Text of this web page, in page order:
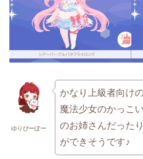
ゆりぴーぽー
かなり上級者向け
魔法少女のかっこ
のお姉さんだったり
ができそうです♪